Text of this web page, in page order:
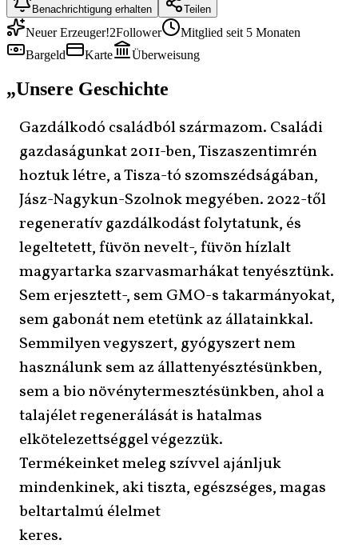
Benachrichtigung erhalten Teilen
Neuer Erzeuger!2Follower
Mitglied seit 5 Monaten
Bargeld
Karte Überweisung
„Unsere Geschichte
Gazdálkodó családból származom. Családi
gazdaságunkat 2011-ben, Tiszaszentimrén
hoztuk létre, a Tisza-tó szomszédságában,
Jász-Nagykun-Szolnok megyében. 2022-től
regeneratív gazdálkodást folytatunk, és
legeltetett, füvön nevelt-, füvön hízlalt
magyartarka szarvasmarhákat tenyésztünk.
Sem erjesztett-, sem GMO-s takarmányokat,
sem gabonát nem etetünk az állatainkkal.
Semmilyen vegyszert, gyógyszert nem
használunk sem az állattenyésztésünkben,
sem a bio növénytermesztésünkben, ahol a
talajélet regenerálását is hatalmas
elkötelezettséggel végezzük.
Termékeinket meleg szívvel ajánljuk
mindenkinek, aki tiszta, egészséges, magas
beltartalmú élelmet
keres.